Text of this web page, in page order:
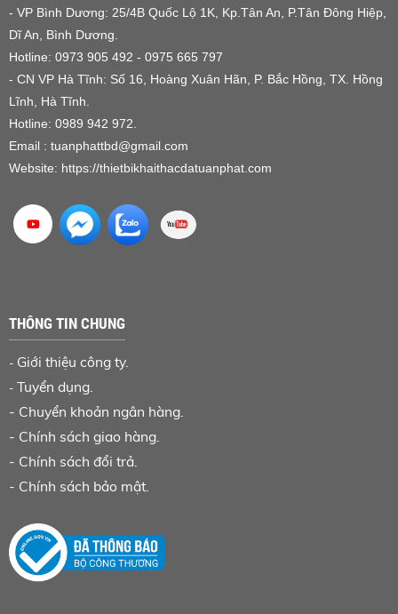
- VP Bình Dương: 25/4B Quốc Lộ 1K, Kp.Tân An, P.Tân Đông Hiệp,
Dĩ An, Bình Dương.
Hotline: 0973 905 492 - 0975 665 797
- CN VP Hà Tĩnh: Số 16, Hoàng Xuân Hãn, P. Bắc Hồng, TX. Hồng
Lĩnh, Hà Tĩnh.
Hotline: 0989 942 972.
Email : tuanphattbd@gmail.com
Website: https://thietbikhaithacdatuanphat.com
THÔNG TIN CHUNG
- Giới thiệu công ty.
- Tuyển dụng.
- Chuyển khoản ngân hàng.
- Chính sách giao hàng.
- Chính sách đổi trả.
- Chính sách bảo mật.